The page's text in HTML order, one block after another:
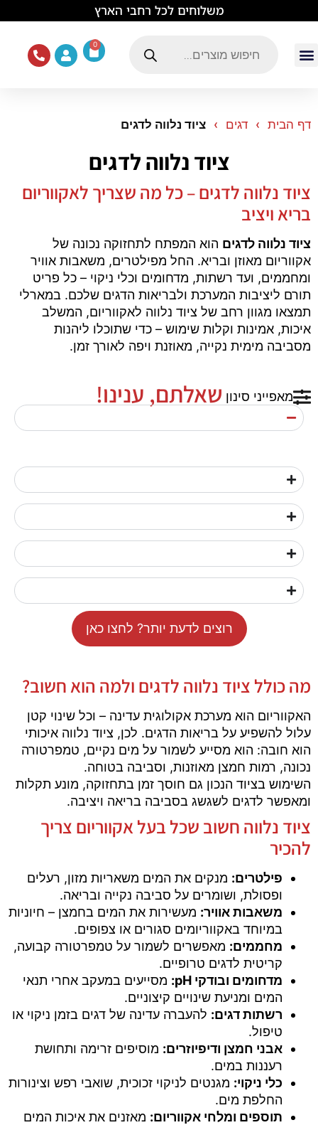
משלוחים לכל רחבי הארץ
0
דף הבית דגים ציוד נלווה לדגים
ציוד נלווה לדגים
ציוד נלווה לדגים – כל מה שצריך לאקווריום
בריא ויציב
ציוד נלווה לדגים הוא המפתח לתחזוקה נכונה של
אקווריום מאוזן ובריא. החל מפילטרים, משאבות אוויר
ומחממים, ועד רשתות, מדחומים וכלי ניקוי – כל פריט
תורם ליציבות המערכת ולבריאות הדגים שלכם. במארלי
תמצאו מגוון רחב של ציוד נלווה לאקווריום, המשלב
איכות, אמינות וקלות שימוש – כדי שתוכלו ליהנות
מסביבה מימית נקייה, מאוזנת ויפה לאורך זמן.
מאפייני סינון שאלתם, ענינו!
רוצים לדעת יותר? לחצו כאן
מה כולל ציוד נלווה לדגים ולמה הוא חשוב?
האקווריום הוא מערכת אקולוגית עדינה – וכל שינוי קטן
עלול להשפיע על בריאות הדגים. לכן, ציוד נלווה איכותי
הוא חובה: הוא מסייע לשמור על מים נקיים, טמפרטורה
נכונה, רמות חמצן מאוזנות, וסביבה בטוחה.
השימוש בציוד הנכון גם חוסך זמן בתחזוקה, מונע תקלות
ומאפשר לדגים לשגשג בסביבה בריאה ויציבה.
ציוד נלווה חשוב שכל בעל אקווריום צריך
להכיר
פילטרים: מנקים את המים משאריות מזון, רעלים
ופסולת, ושומרים על סביבה נקייה ובריאה.
משאבות אוויר: מעשירות את המים בחמצן – חיוניות
במיוחד באקווריומים סגורים או צפופים.
מחממים: מאפשרים לשמור על טמפרטורה קבועה,
קריטית לדגים טרופיים.
מדחומים ובודקי pH:
מסייעים במעקב אחרי תנאי
המים ומניעת שינויים קיצוניים.
רשתות דגים: להעברה עדינה של דגים בזמן ניקוי או
טיפול.
אבני חמצן ודיפיוזרים: מוסיפים זרימה ותחושת
רעננות במים.
כלי ניקוי: מגנטים לניקוי זכוכית, שואבי רפש וצינורות
החלפת מים.
תוספים ומלחי אקווריום: מאזנים את איכות המים